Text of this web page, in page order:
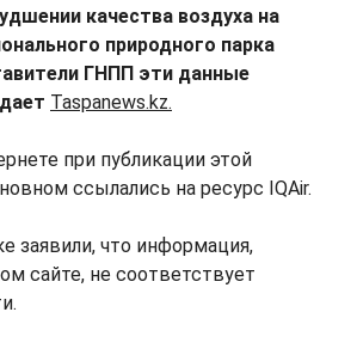
качества воздуха на
природного парка
ГНПП эти данные
Taspanews.kz.
при публикации этой
ссылались на ресурс IQAir.
заявили, что информация,
сайте, не соответствует